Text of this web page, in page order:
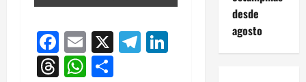
Facebook
Email
X Telegram
LinkedIn
Threads
WhatsApp
desde
agosto